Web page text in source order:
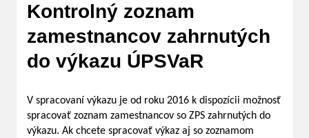
Kontrolný zoznam
zamestnancov zahrnutých
do výkazu ÚPSVaR
V spracovaní výkazu je od roku 2016 k dispozícii možnosť
spracovať zoznam zamestnancov so ZPS zahrnutých do
výkazu. Ak chcete spracovať výkaz aj so zoznamom